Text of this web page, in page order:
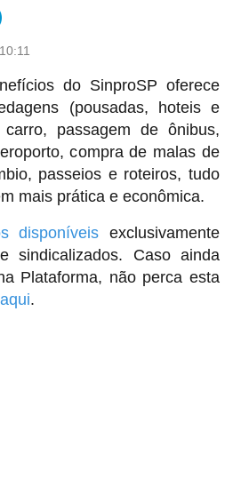
do SinproSP oferece
(pousadas, hoteis e
passagem de ônibus,
compra de malas de
passeios e roteiros, tudo
mais prática e econômica.
disponíveis exclusivamente
sindicalizados. Caso ainda
Plataforma, não perca esta
.